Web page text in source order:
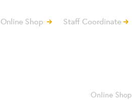
Online Shop Staff Coordinate
Online Shop